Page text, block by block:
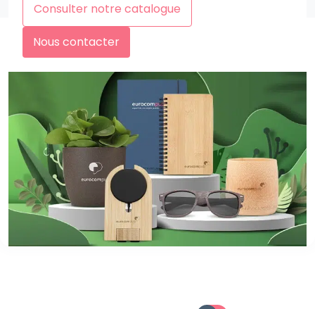
Consulter notre catalogue
Nous contacter